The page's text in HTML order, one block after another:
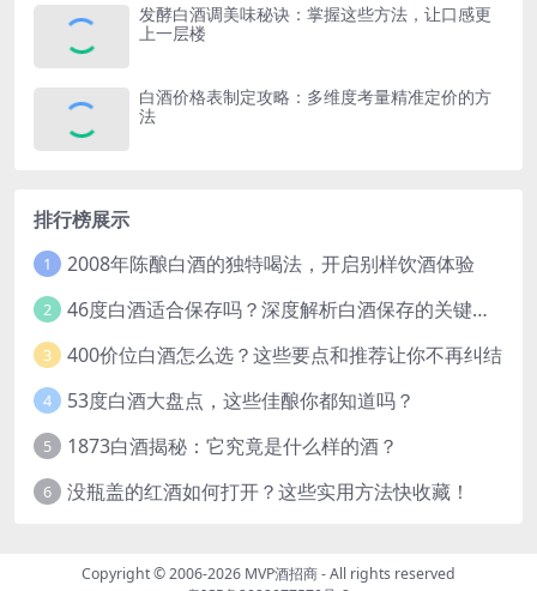
发酵白酒调美味秘诀：掌握这些方法，让口感更
上一层楼
白酒价格表制定攻略：多维度考量精准定价的方
法
排行榜展示
1 2008年陈酿白酒的独特喝法，开启别样饮酒体验
2 46度白酒适合保存吗？深度解析白酒保存的关键因素
3 400价位白酒怎么选？这些要点和推荐让你不再纠结
4 53度白酒大盘点，这些佳酿你都知道吗？
5 1873白酒揭秘：它究竟是什么样的酒？
6 没瓶盖的红酒如何打开？这些实用方法快收藏！
Copyright © 2006-2026 MVP酒招商- All rights reserved